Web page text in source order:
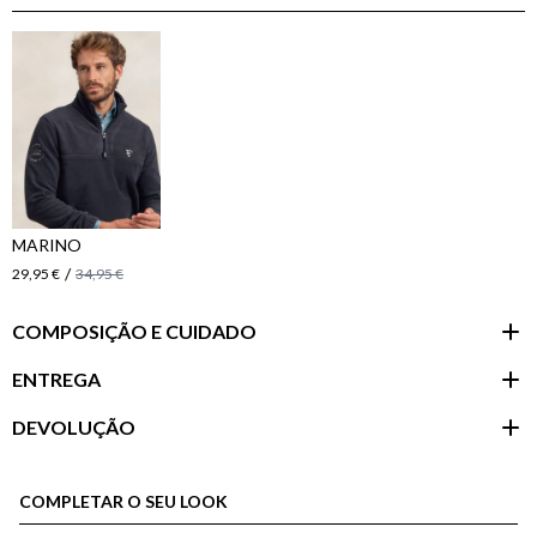
MARINO
29,95 € / 34,95 €
COMPOSIÇÃO E CUIDADO
ENTREGA
DEVOLUÇÃO
cliente
COMPLETAR O SEU LOOK